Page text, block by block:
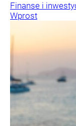
Finanse i
Wprost